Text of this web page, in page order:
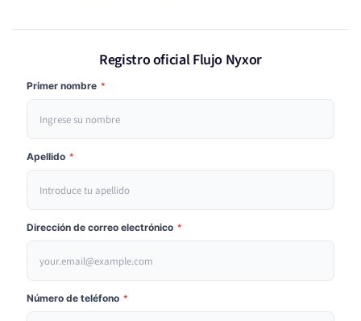
Registro oficial Flujo Nyxor
Primer nombre *
Apellido *
Dirección de correo electrónico *
Número de teléfono *